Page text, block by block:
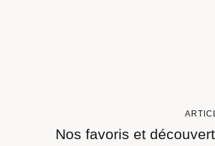
Nos favoris et